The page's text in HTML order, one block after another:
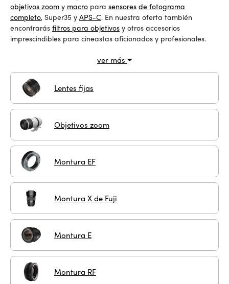
objetivos zoom y macro para sensores de fotograma
completo, Super35 y APS-C. En nuestra oferta también
encontrarás filtros para objetivos y otros accesorios
imprescindibles para cineastas aficionados y profesionales.
ver más
Lentes fijas
Objetivos zoom
Montura EF
Montura X de Fuji
Montura E
Montura RF